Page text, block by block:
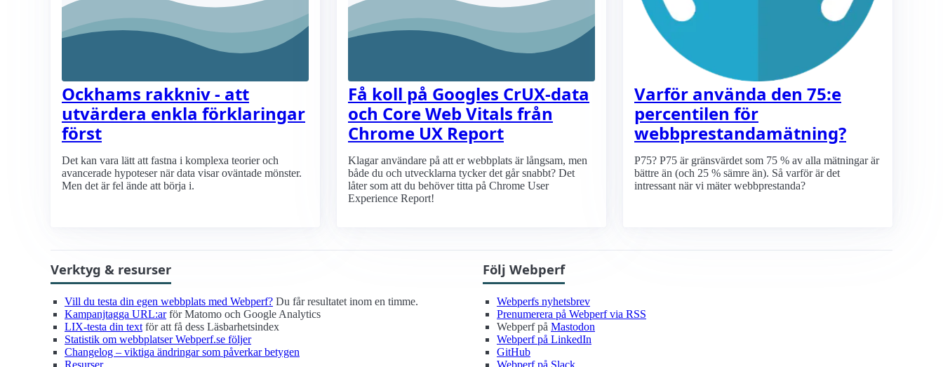
Ockhams rakkniv - att
utvärdera enkla förklaringar
först
Det kan vara lätt att fastna i komplexa teorier och
avancerade hypoteser när data visar oväntade mönster.
Men det är fel ände att börja i.
Få koll på Googles CrUX-data
och Core Web Vitals från
Chrome UX Report
Klagar användare på att er webbplats är långsam, men
både du och utvecklarna tycker det går snabbt? Det
låter som att du behöver titta på Chrome User
Experience Report!
Varför använda den 75:e
percentilen för
webbprestanda­mätning?
P75? P75 är gränsvärdet som 75 % av alla mätningar är
bättre än (och 25 % sämre än). Så varför är det
intressant när vi mäter webbprestanda?
Verktyg & resurser
Vill du testa din egen webbplats med Webperf? Du får resultatet inom en timme.
Kampanjtagga URL:arför Matomo och Google Analytics
LIX-testa din text för att få dess Läsbarhetsindex
Statistik om webbplatser Webperf.se följer
Changelog – viktiga ändringar som påverkar betygen
Resurser
Följ Webperf
Webperfs nyhetsbrev
Prenumerera på Webperf via RSS
Webperf på Mastodon
Webperf på LinkedIn
GitHub
Webperf på Slack